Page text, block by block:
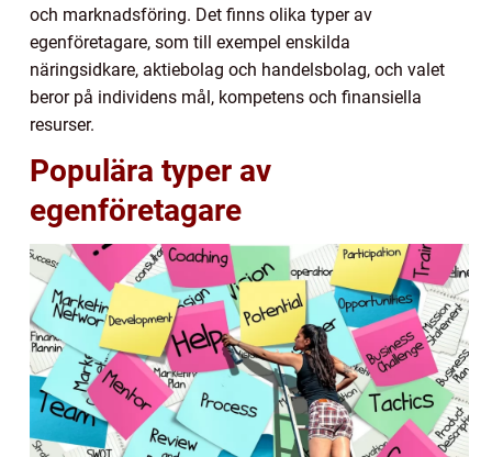
och marknadsföring. Det finns olika typer av
egenföretagare, som till exempel enskilda
näringsidkare, aktiebolag och handelsbolag, och valet
beror på individens mål, kompetens och finansiella
resurser.
Populära typer av
egenföretagare